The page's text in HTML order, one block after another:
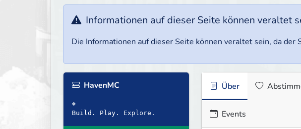
Informationen auf dieser Seite können veraltet
Die Informationen auf dieser Seite können veraltet sein, da
HavenMC
❖
Build. Play. Explore.
Über
Events